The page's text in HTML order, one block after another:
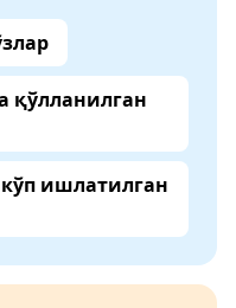
қўлланилган
ишлатилган